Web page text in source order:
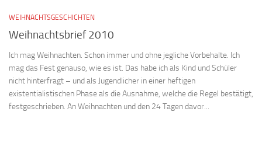
WEIHNACHTSGESCHICHTEN
Weihnachtsbrief 2010
Ich mag Weihnachten. Schon immer und ohne jegliche Vorbehalte. Ich
mag das Fest genauso, wie es ist. Das habe ich als Kind und Schüler
nicht hinterfragt – und als Jugendlicher in einer heftigen
existentialistischen Phase als die Ausnahme, welche die Regel bestätigt,
festgeschrieben. An Weihnachten und den 24 Tagen davor...